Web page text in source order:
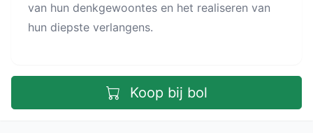
van hun denkgewoontes en het realiseren van
hun diepste verlangens.
Koop bij bol